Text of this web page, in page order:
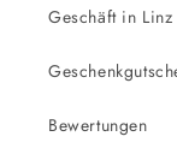
Geschäft in Linz
Bewertungen